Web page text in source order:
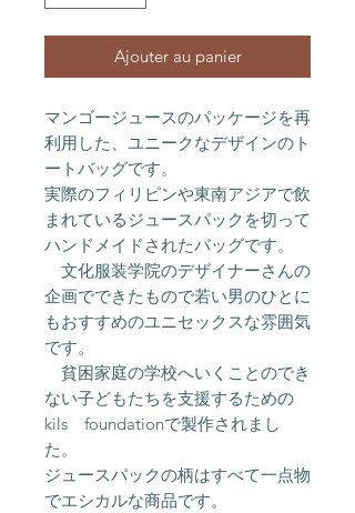
Ajouter au panier
マンゴージュースのパッケージを再
利用した、ユニークなデザインのト
ートバッグです。
実際のフィリピンや東南アジアで飲
まれているジュースパックを切って
ハンドメイドされたバッグです。
文化服装学院のデザイナーさんの
企画でできたもので若い男のひとに
もおすすめのユニセックスな雰囲気
です。
貧困家庭の学校へいくことのでき
ない子どもたちを支援するための
kils foundationで製作されまし
た。
ジュースパックの柄はすべて一点物
でエシカルな商品です。